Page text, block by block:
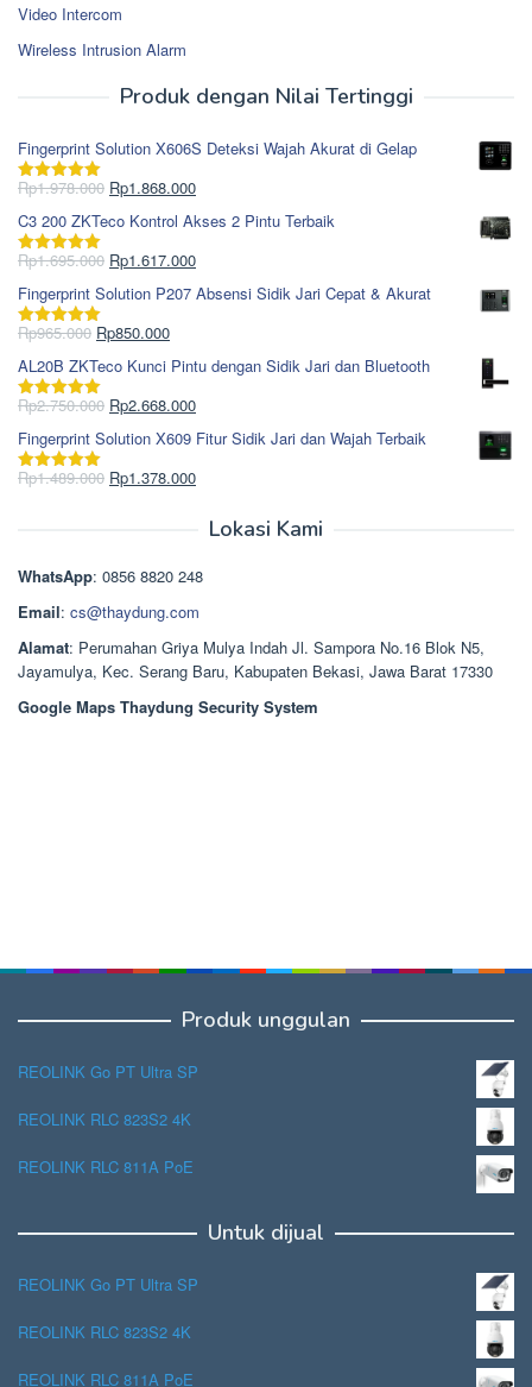
Video Intercom
Wireless Intrusion Alarm
Produk dengan Nilai Tertinggi
Fingerprint Solution X606S Deteksi Wajah Akurat di Gelap
Dinilai5.00
Rp1.978.000 Harga
aslinya
adalah:
Rp1.978.000.
Rp1.868.000Harga
saat
ini
adalah:
C3 200 ZKTeco Kontrol Akses 2 Pintu Terbaik
Dinilai5.00
Rp1.695.000 Harga
aslinya
adalah:
Rp1.695.000.
Rp1.617.000Harga
saat
ini
Fingerprint Solution P207 Absensi Sidik Jari Cepat & Akurat
Dinilai5.00
Rp965.000 Harga
aslinya
adalah:
Rp965.000.
Rp850.000Harga
saat
ini
adalah:
AL20B ZKTeco Kunci Pintu dengan Sidik Jari dan Bluetooth
Dinilai5.00
Rp2.750.000 Harga
aslinya
adalah:
Rp2.750.000.
Rp2.668.000Harga
saat
ini
adalah:
Fingerprint Solution X609 Fitur Sidik Jari dan Wajah Terbaik
Dinilai5.00
Rp1.489.000 Harga
Rp1.378.000Harga
Rp1.378.000.
Lokasi Kami
WhatsApp: 0856 8820 248
Email: cs@thaydung.com
Alamat: Perumahan Griya Mulya Indah Jl. Sampora No.16 Blok N5,
Jayamulya, Kec. Serang Baru, Kabupaten Bekasi, Jawa Barat 17330
Google Maps Thaydung Security System
Produk unggulan
REOLINK Go PT Ultra SP
REOLINK RLC 823S2 4K
REOLINK RLC 811A PoE
Untuk dijual
REOLINK Go PT Ultra SP
REOLINK RLC 823S2 4K
REOLINK RLC 811A PoE